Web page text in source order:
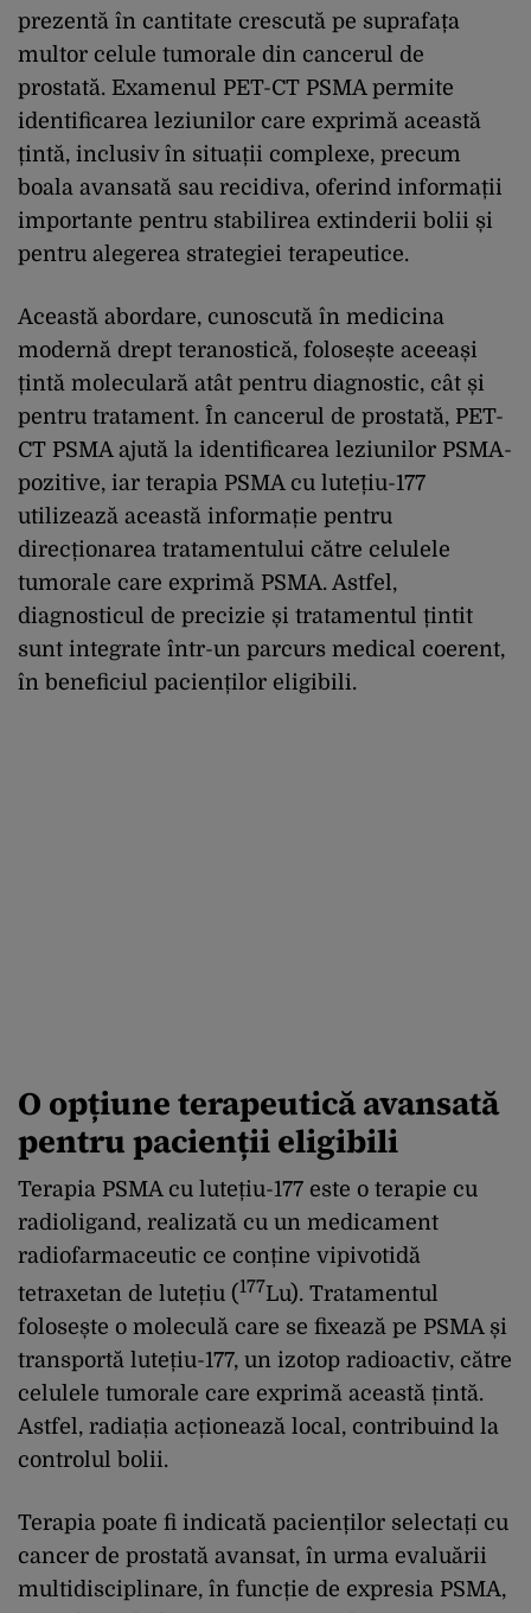
prezentă în cantitate crescută pe suprafața
multor celule tumorale din cancerul de
prostată. Examenul PET-CT PSMA permite
identificarea leziunilor care exprimă această
țintă, inclusiv în situații complexe, precum
boala avansată sau recidiva, oferind informații
importante pentru stabilirea extinderii bolii și
pentru alegerea strategiei terapeutice.
Această abordare, cunoscută în medicina
modernă drept teranostică, folosește aceeași
țintă moleculară atât pentru diagnostic, cât și
pentru tratament. În cancerul de prostată, PET-
CT PSMA ajută la identificarea leziunilor PSMA-
pozitive, iar terapia PSMA cu lutețiu-177
utilizează această informație pentru
direcționarea tratamentului către celulele
tumorale care exprimă PSMA. Astfel,
diagnosticul de precizie și tratamentul țintit
sunt integrate într-un parcurs medical coerent,
în beneficiul pacienților eligibili.
O opțiune terapeutică avansată
pentru pacienții eligibili
Terapia PSMA cu lutețiu-177 este o terapie cu
radioligand, realizată cu un medicament
radiofarmaceutic ce conține vipivotidă
tetraxetan de lutețiu (177Lu). Tratamentul
folosește o moleculă care se fixează pe PSMA și
transportă lutețiu-177, un izotop radioactiv, către
celulele tumorale care exprimă această țintă.
Astfel, radiația acționează local, contribuind la
controlul bolii.
Terapia poate fi indicată pacienților selectați cu
cancer de prostată avansat, în urma evaluării
multidisciplinare, în funcție de expresia PSMA,